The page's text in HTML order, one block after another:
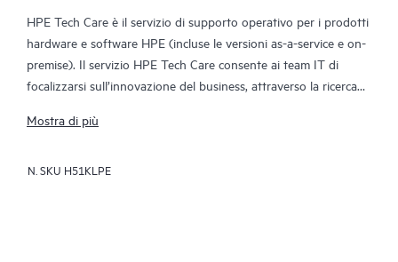
HPE Tech Care è il servizio di supporto operativo per i prodotti
hardware e software HPE (incluse le versioni as-a-service e on-
premise). Il servizio HPE Tech Care consente ai team IT di
focalizzarsi sull’innovazione del business, attraverso la ricerca
semplice risposta reattiva ai problemi.
Il servizio HPE Tech Care offre accesso diretto a specialisti dei
Mostra di più
N. SKU H51KLPE